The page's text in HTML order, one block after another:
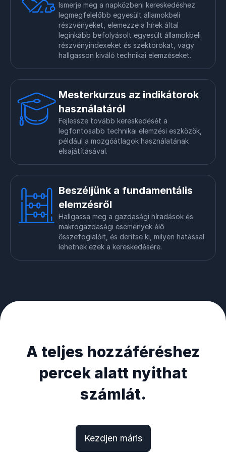
Ismerje meg a napközbeni kereskedéshez
legmegfelelőbb egyesült államokbeli
részvényeket, elemezze a hírek által
leginkább befolyásolt egyesült államokbeli
részvényindexeket és szektorokat, vagy
hallgasson kiváló technikai elemzéseket.
Mesterkurzus az indikátorok
használatáról
Fejlessze tovább kereskedését a
legfontosabb technikai elemzési eszközök,
például a mozgóátlagok használatának
elsajátításával.
Beszéljünk a fundamentális
elemzésről
Hallgassa meg a gazdasági híradások és
makrogazdasági események élő
összefoglalóit, és derítse ki, milyen hatással
lehetnek ezek a kereskedésére.
A teljes hozzáféréshez
percek alatt nyithat
számlát.
Kezdjen máris